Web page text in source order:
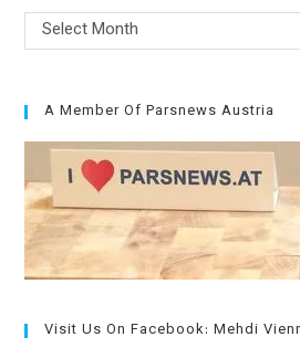
Archives
Select Month
A Member Of Parsnews Austria
Visit Us On Facebook: Mehdi